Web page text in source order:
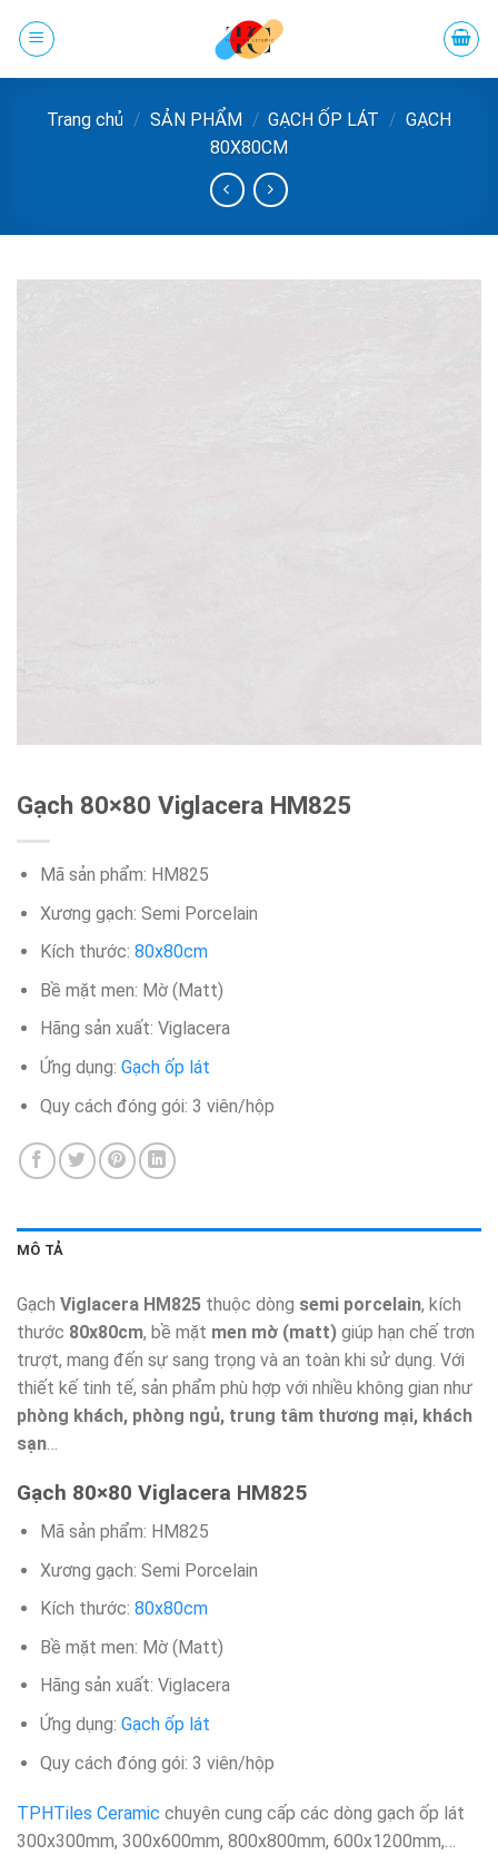
đến
Trang chủ / SẢN PHẨM / GẠCH ỐP LÁT / GẠCH
80X80CM
Gạch 80×80 Viglacera HM825
Mã sản phẩm: HM825
Xương gạch: Semi Porcelain
Kích thước: 80x80cm
Bề mặt men: Mờ (Matt)
Hãng sản xuất: Viglacera
Ứng dụng: Gạch ốp lát
Quy cách đóng gói: 3 viên/hộp​
MÔ TẢ
Gạch Viglacera HM825 thuộc dòng semi porcelain, kích
thước 80x80cm, bề mặt men mờ (matt) giúp hạn chế trơn
trượt, mang đến sự sang trọng và an toàn khi sử dụng. Với
thiết kế tinh tế, sản phẩm phù hợp với nhiều không gian như
phòng khách, phòng ngủ, trung tâm thương mại, khách
sạn
Gạch 80×80 Viglacera HM825
Mã sản phẩm: HM825
Xương gạch: Semi Porcelain
Kích thước: 80x80cm
Bề mặt men: Mờ (Matt)
Hãng sản xuất: Viglacera
Ứng dụng: Gạch ốp lát
Quy cách đóng gói: 3 viên/hộp​
TPHTiles Ceramic chuyên cung cấp các dòng gạch ốp lát
300x300mm, 300x600mm, 800x800mm, 600x1200mm,…